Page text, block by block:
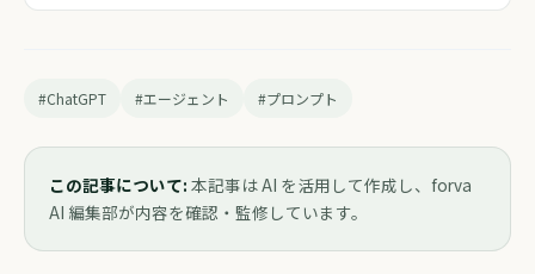
#ChatGPT #エージェント #プロンプト
この記事について: 本記事は AI を活用して作成し、forva
AI 編集部が内容を確認・監修しています。